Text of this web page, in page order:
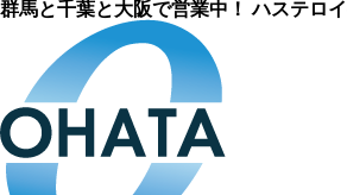
群馬と千葉と大阪で営業中！ ハステロ